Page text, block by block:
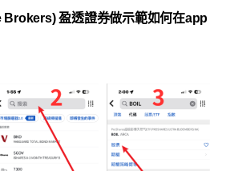
盈透證券做示範如何在app